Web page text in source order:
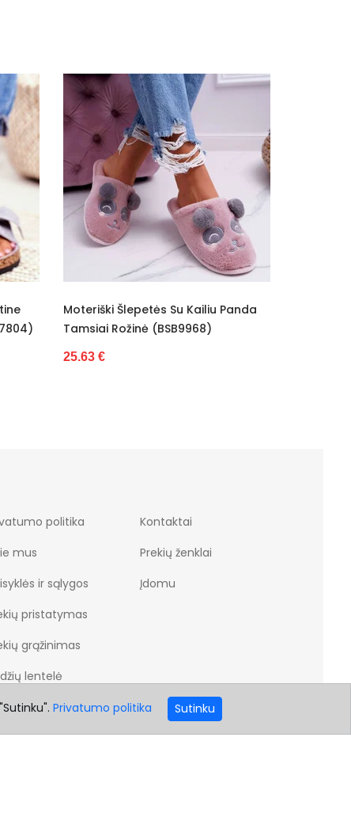
Moteriški Šlepetės Su Kailiu Panda
Tamsiai Rožinė (BSB9968)
25.63 €
politika
mus
ir sąlygos
pristatymas
grąžinimas
lentelė
Kontaktai
Prekių ženklai
Įdomu
Privatumo politika Sutinku